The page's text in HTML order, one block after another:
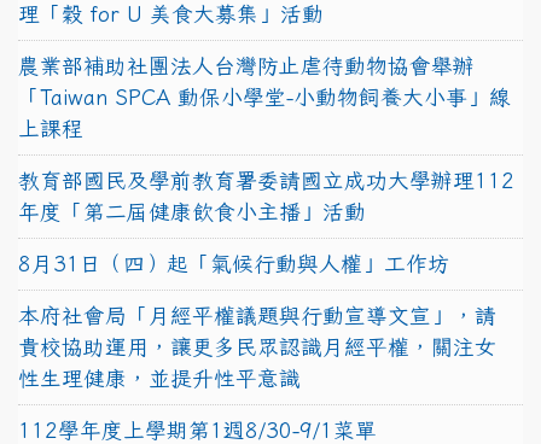
理「穀 for U 美食大募集」活動
農業部補助社團法人台灣防止虐待動物協會舉辦
「Taiwan SPCA 動保小學堂-小動物飼養大小事」線
上課程
教育部國民及學前教育署委請國立成功大學辦理112
年度「第二屆健康飲食小主播」活動
8月31日（四）起「氣候行動與人權」工作坊
本府社會局「月經平權議題與行動宣導文宣」，請
貴校協助運用，讓更多民眾認識月經平權，關注女
性生理健康，並提升性平意識
112學年度上學期第1週8/30-9/1菜單